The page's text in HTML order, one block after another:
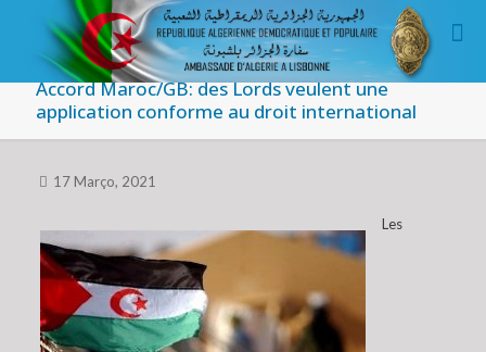
Accord Maroc/GB: des Lords veulent une
application conforme au droit international
17 Março, 2021
Les